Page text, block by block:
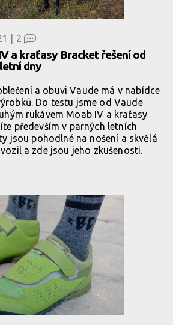
| 2
a kraťasy Bracket řešení od
dny
a obuvi Vaude má v nabídce
Do testu jsme od Vaude
rukávem Moab IV a kraťasy
především v parných letních
jsou pohodlné na nošení a skvělá
a zde jsou jeho zkušenosti.